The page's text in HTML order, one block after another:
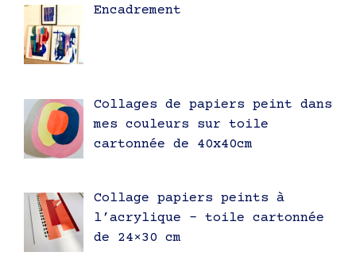
Encadrement
Collages de papiers peint dans
mes couleurs sur toile
cartonnée de 40x40cm
Collage papiers peints à
l’acrylique – toile cartonnée
de 24×30 cm